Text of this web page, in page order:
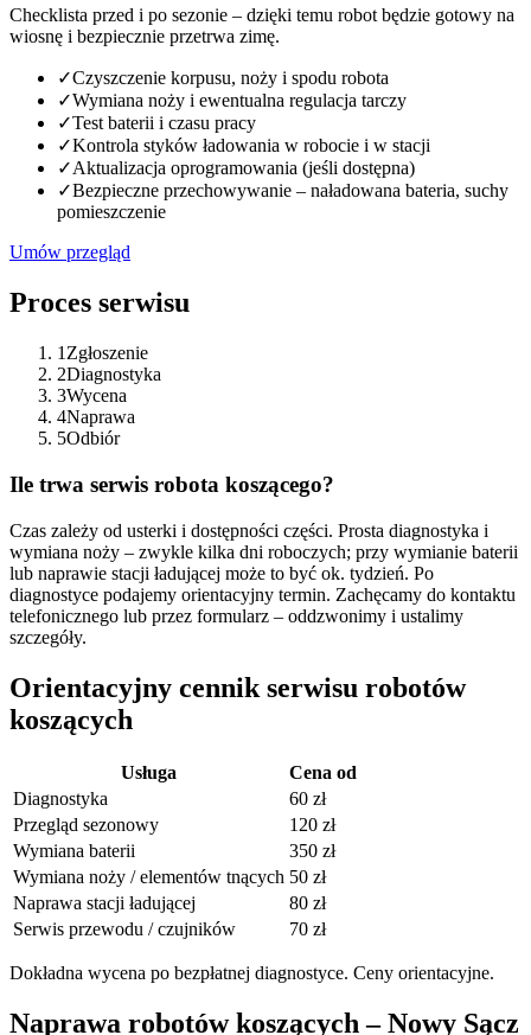
Checklista przed i po sezonie – dzięki temu robot będzie gotowy na
wiosnę i bezpiecznie przetrwa zimę.
✓Czyszczenie korpusu, noży i spodu robota
✓Wymiana noży i ewentualna regulacja tarczy
✓Test baterii i czasu pracy
✓Kontrola styków ładowania w robocie i w stacji
✓Aktualizacja oprogramowania (jeśli dostępna)
✓Bezpieczne przechowywanie – naładowana bateria, suchy
pomieszczenie
Umów przegląd
Proces serwisu
1 Zgłoszenie
2Diagnostyka
3Wycena
4Naprawa
5Odbiór
Ile trwa serwis robota koszącego?
Czas zależy od usterki i dostępności części. Prosta diagnostyka i
wymiana noży – zwykle kilka dni roboczych; przy wymianie baterii
lub naprawie stacji ładującej może to być ok. tydzień. Po
diagnostyce podajemy orientacyjny termin. Zachęcamy do kontaktu
telefonicznego lub przez formularz – oddzwonimy i ustalimy
szczegóły.
Orientacyjny cennik serwisu robotów
koszących
Usługa
Cena od
Diagnostyka
60 zł
Przegląd sezonowy
120 zł
Wymiana baterii
350 zł
Wymiana noży / elementów tnących 50 zł
Naprawa stacji ładującej
80 zł
Serwis przewodu / czujników
70 zł
Dokładna wycena po bezpłatnej diagnostyce. Ceny orientacyjne.
Naprawa robotów koszących – Nowy Sącz